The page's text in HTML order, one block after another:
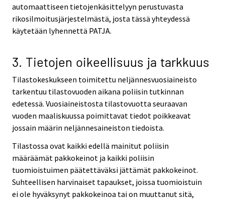
automaattiseen tietojenkäsittelyyn perustuvasta
rikosilmoitusjärjestelmästä, josta tässä yhteydessä
käytetään lyhennettä PATJA.
3. Tietojen oikeellisuus ja tarkkuus
Tilastokeskukseen toimitettu neljännesvuosiaineisto
tarkentuu tilastovuoden aikana poliisin tutkinnan
edetessä. Vuosiaineistosta tilastovuotta seuraavan
vuoden maaliskuussa poimittavat tiedot poikkeavat
jossain määrin neljännesaineiston tiedoista.
Tilastossa ovat kaikki edellä mainitut poliisin
määräämät pakkokeinot ja kaikki poliisin
tuomioistuimen päätettäväksi jättämät pakkokeinot.
Suhteellisen harvinaiset tapaukset, joissa tuomioistuin
ei ole hyväksynyt pakkokeinoa tai on muuttanut sitä,